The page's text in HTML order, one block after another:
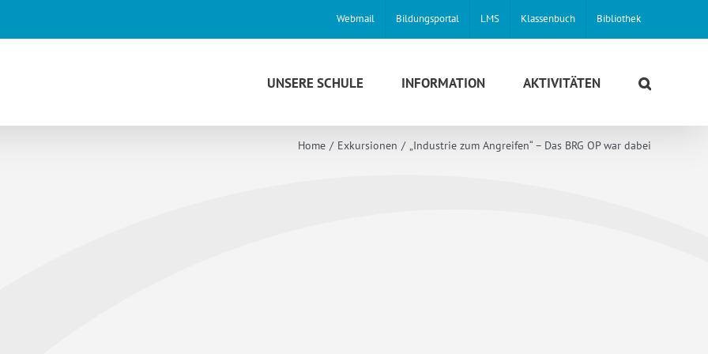
Webmail Bildungsportal LMS Klassenbuch Bibliothek
UNSERE SCHULE INFORMATION AKTIVITÄTEN
Home Exkursionen „Industrie zum Angreifen“ – Das BRG OP war dabei